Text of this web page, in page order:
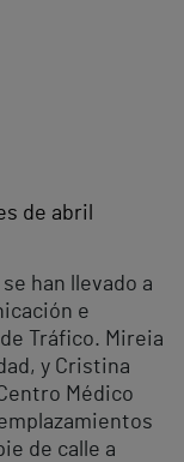
de abril
se han llevado a
e
Tráfico. Mireia
y Cristina
Médico
de calle a